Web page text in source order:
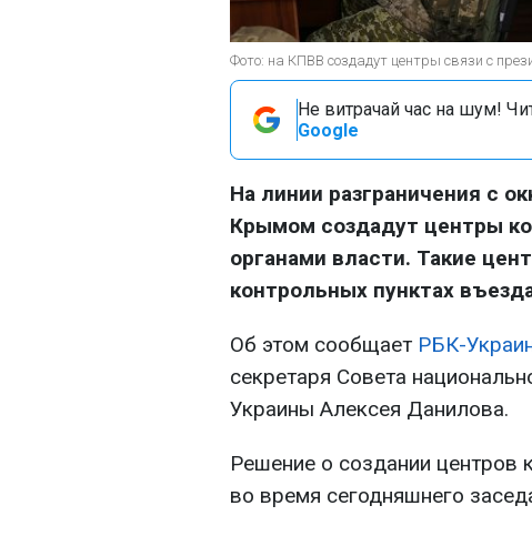
Фото: на КПВВ создадут центры связи с
Не витрачай час на шум!
Google
На линии разграничения с
Крымом создадут центры
органами власти. Такие
контрольных пунктах
Об этом сообщает РБК-
секретаря Совета
Украины Алексея Данилова.
Решение о создании центров
во время сегодняшнего